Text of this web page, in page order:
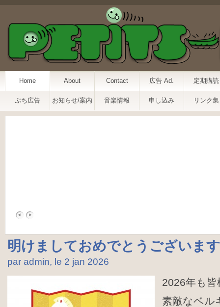
Home About Contact 広告 Ad. 定期購読
ぷち広告 お知らせ/案内 音楽情報 申し込み リンク集
明けましておめでとうございます
par admin, le 2 jan 2026
2026年も
素敵なベル